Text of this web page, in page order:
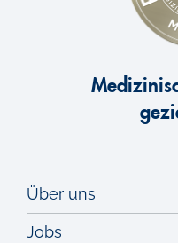
Über uns
Jobs